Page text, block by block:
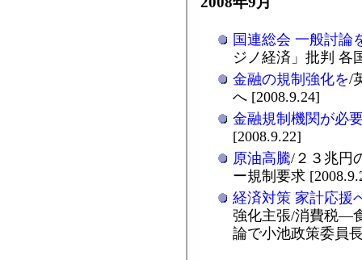
国連総会 一般討論
ジノ経済」批判 各
金融の規制強化を/
へ [2008.9.24]
金融規制機関が必
[2008.9.22]
原油高騰/２３兆円
ー規制要求
経済対策 家計応援
強化主張/消費税―
論で小池政策委員